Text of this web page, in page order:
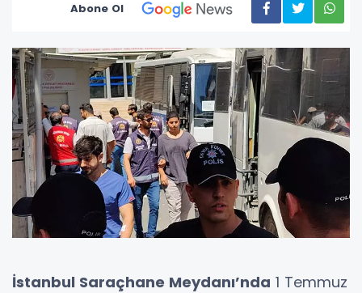
Abone Ol
İstanbul Saraçhane Meydanı’nda 1 Temmuz